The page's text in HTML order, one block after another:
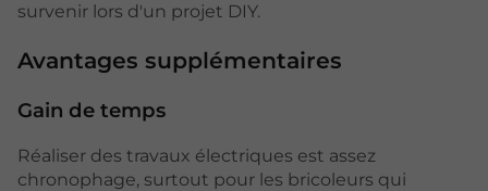
survenir lors d'un projet DIY.
Avantages supplémentaires
Gain de temps
Réaliser des travaux électriques est assez
chronophage, surtout pour les bricoleurs qui